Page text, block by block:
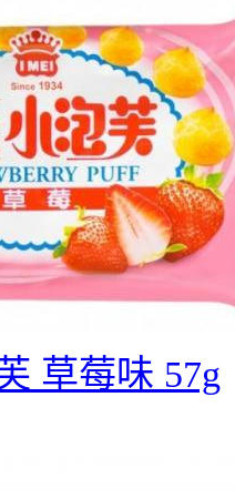
草莓味 57g